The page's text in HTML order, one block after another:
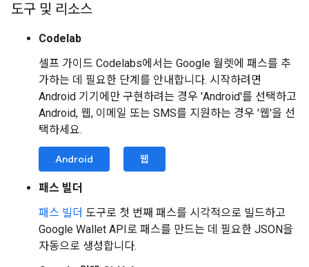
도구 및 리소스
Codelab
셀프 가이드 Codelabs에서는 Google 월렛에 패스를 추
가하는 데 필요한 단계를 안내합니다. 시작하려면
Android 기기에만 구현하려는 경우 'Android'를 선택하고
Android, 웹, 이메일 또는 SMS를 지원하는 경우 '웹'을 선
택하세요.
Android 웹
패스 빌더
패스 빌더 도구로 첫 번째 패스를 시각적으로 빌드하고
Google Wallet API로 패스를 만드는 데 필요한 JSON을
자동으로 생성합니다.